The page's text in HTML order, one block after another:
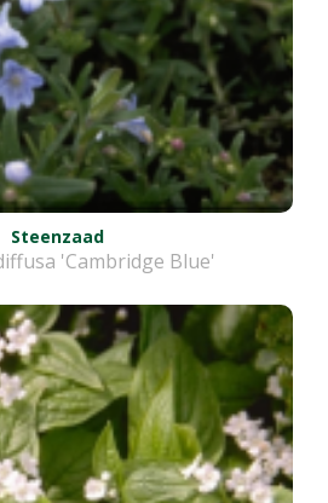
Steenzaad
'Cambridge Blue'